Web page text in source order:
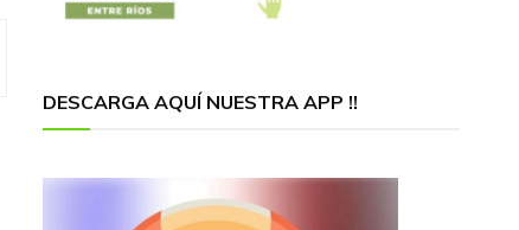
DESCARGA AQUÍ NUESTRA APP !!